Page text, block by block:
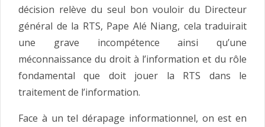
décision relève du seul bon vouloir du Directeur
général de la RTS, Pape Alé Niang, cela traduirait
une grave incompétence ainsi qu’une
méconnaissance du droit à l’information et du rôle
fondamental que doit jouer la RTS dans le
traitement de l’information.
Face à un tel dérapage informationnel, on est en